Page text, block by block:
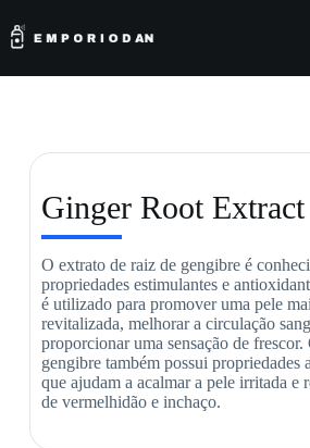
Ginger Root Extract
O extrato de raiz de gengibre é
propriedades estimulantes e
é utilizado para promover uma pele
revitalizada, melhorar a circulação
proporcionar uma sensação de
gengibre também possui propriedades
que ajudam a acalmar a pele irritada e
de vermelhidão e inchaço.